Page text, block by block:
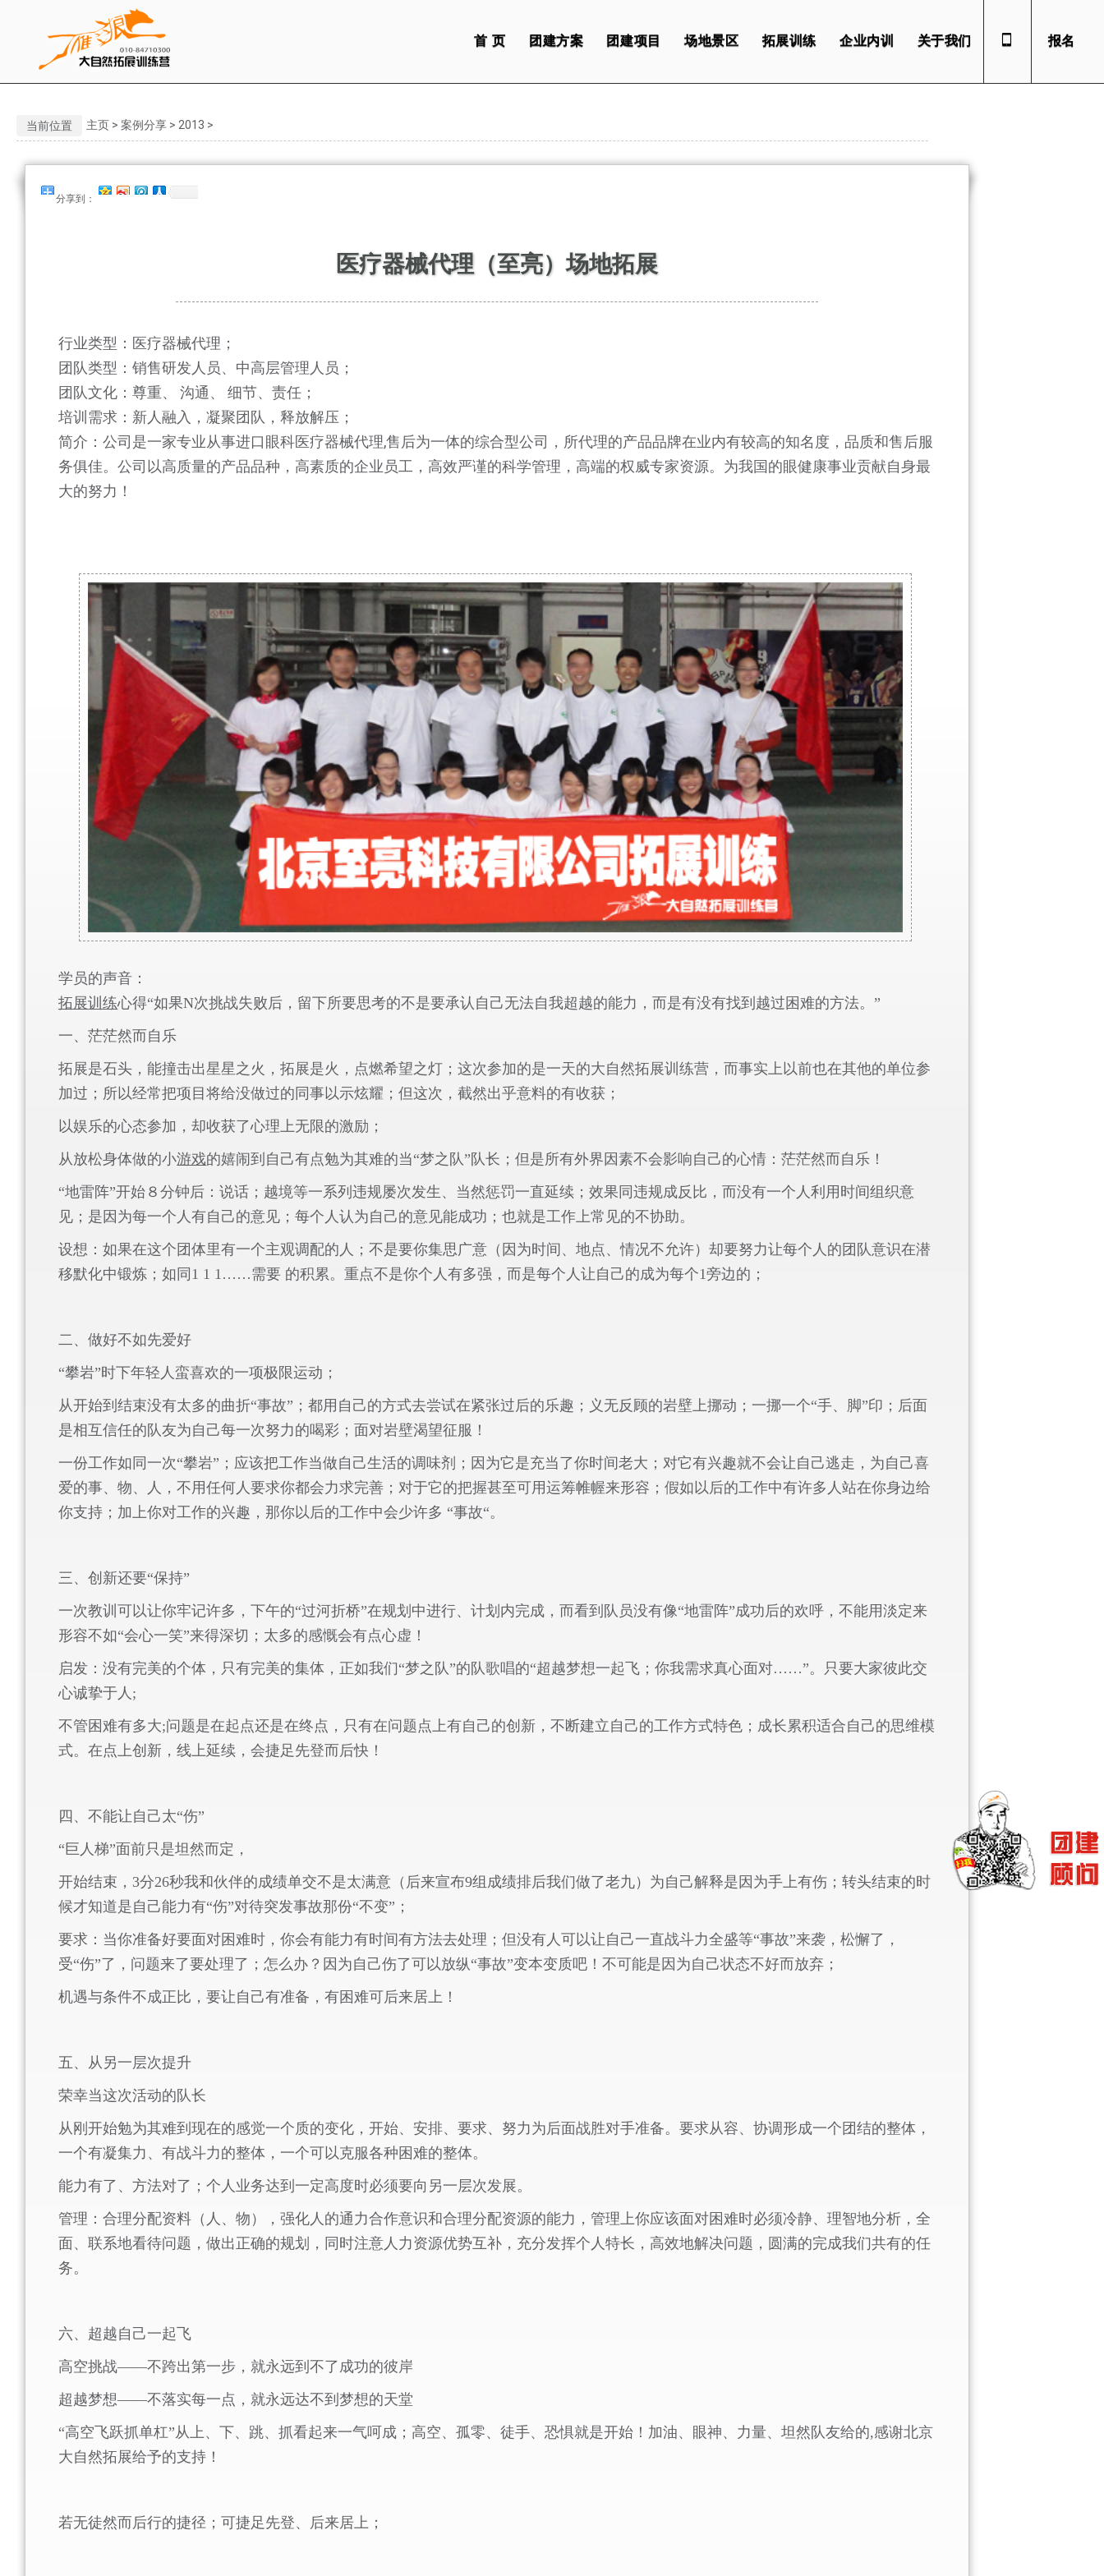
首 页 团建方案 团建项目 场地景区 拓展训练 企业内训 关于我们 报名
当前位置 主页 > 案例分享 > 2013 >
分享到：
医疗器械代理（至亮）场地拓展
行业类型：医疗器械代理；
团队类型：销售研发人员、中高层管理人员；
团队文化：尊重、 沟通、 细节、责任；
培训需求：新人融入，凝聚团队，释放解压；
简介：公司是一家专业从事进口眼科医疗器械代理,售后为一体的综合型公司，所代理的产品品牌在业内有较高的知名度，品质和售后服
务俱佳。公司以高质量的产品品种，高素质的企业员工，高效严谨的科学管理，高端的权威专家资源。为我国的眼健康事业贡献自身最
大的努力！
学员的声音：
拓展训练心得“如果N次挑战失败后，留下所要思考的不是要承认自己无法自我超越的能力，而是有没有找到越过困难的方法。”
一、茫茫然而自乐
拓展是石头，能撞击出星星之火，拓展是火，点燃希望之灯；这次参加的是一天的大自然拓展训练营，而事实上以前也在其他的单位参
加过；所以经常把项目将给没做过的同事以示炫耀；但这次，截然出乎意料的有收获；
以娱乐的心态参加，却收获了心理上无限的激励；
从放松身体做的小游戏的嬉闹到自己有点勉为其难的当“梦之队”队长；但是所有外界因素不会影响自己的心情：茫茫然而自乐！
“地雷阵”开始８分钟后：说话；越境等一系列违规屡次发生、当然惩罚一直延续；效果同违规成反比，而没有一个人利用时间组织意
见；是因为每一个人有自己的意见；每个人认为自己的意见能成功；也就是工作上常见的不协助。
设想：如果在这个团体里有一个主观调配的人；不是要你集思广意（因为时间、地点、情况不允许）却要努力让每个人的团队意识在潜
移默化中锻炼；如同 1 1 1……需要 的积累。重点不是你个人有多强，而是每个人让自己的成为每个1旁边的；
二、做好不如先爱好
“攀岩”时下年轻人蛮喜欢的一项极限运动；
从开始到结束没有太多的曲折“事故”；都用自己的方式去尝试在紧张过后的乐趣；义无反顾的岩壁上挪动；一挪一个“手、脚”印；后面
是相互信任的队友为自己每一次努力的喝彩；面对岩壁渴望征服！
一份工作如同一次“攀岩”；应该把工作当做自己生活的调味剂；因为它是充当了你时间老大；对它有兴趣就不会让自己逃走，为自己喜
爱的事、物、人，不用任何人要求你都会力求完善；对于它的把握甚至可用运筹帷幄来形容；假如以后的工作中有许多人站在你身边给
你支持；加上你对工作的兴趣，那你以后的工作中会少许多 “事故“。
三、创新还要“保持”
一次教训可以让你牢记许多，下午的“过河折桥”在规划中进行、计划内完成，而看到队员没有像“地雷阵”成功后的欢呼，不能用淡定来
形容不如“会心一笑”来得深切；太多的感慨会有点心虚！
启发：没有完美的个体，只有完美的集体，正如我们“梦之队”的队歌唱的“超越梦想一起飞；你我需求真心面对……”。只要大家彼此交
心诚挚于人 ;
不管困难有多大;问题是在起点还是在终点，只有在问题点上有自己的创新，不断建立自己的工作方式特色；成长累积适合自己的思维模
式。在点上创新，线上延续，会捷足先登而后快！
四、不能让自己太“伤”
“巨人梯”面前只是坦然而定，
开始结束， 3分26秒我和伙伴的成绩单交不是太满意（后来宣布9组成绩排后我们做了老九）为自己解释是因为手上有伤；转头结束的时
候才知道是自己能力有“伤”对待突发事故那份“不变”；
要求：当你准备好要面对困难时，你会有能力有时间有方法去处理；但没有人可以让自己一直战斗力全盛等“事故”来袭，松懈了，
受“伤”了，问题来了要处理了；怎么办？因为自己伤了可以放纵“事故”变本变质吧！不可能是因为自己状态不好而放弃；
机遇与条件不成正比，要让自己有准备，有困难可后来居上！
五、从另一层次提升
荣幸当这次活动的队长
从刚开始勉为其难到现在的感觉一个质的变化，开始、安排、要求、努力为后面战胜对手准备。要求从容、协调形成一个团结的整体，
一个有凝集力、有战斗力的整体，一个可以克服各种困难的整体。
能力有了、方法对了；个人业务达到一定高度时必须要向另一层次发展。
管理：合理分配资料（人、物），强化人的通力合作意识和合理分配资源的能力，管理上你应该面对困难时必须冷静、理智地分析，全
面、联系地看待问题，做出正确的规划，同时注意人力资源优势互补，充分发挥个人特长，高效地解决问题，圆满的完成我们共有的任
务。
六、超越自己一起飞
高空挑战——不跨出第一步，就永远到不了成功的彼岸
超越梦想——不落实每一点，就永远达不到梦想的天堂
“高空飞跃抓单杠”从上、下、跳、抓看起来一气呵成；高空、孤零、徒手、恐惧就是开始！加油、眼神、力量、坦然队友给的,感谢北京
大自然拓展给予的支持！
若无徒然而后行的捷径；可捷足先登、后来居上；